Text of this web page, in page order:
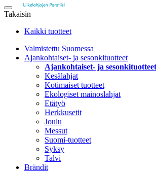
Takaisin
Kaikki tuotteet
Valmistettu Suomessa
Ajankohtaiset- ja sesonkituotteet
Ajankohtaiset- ja sesonkituotteet
Kesälahjat
Kotimaiset tuotteet
Ekologiset mainoslahjat
Etätyö
Herkkusetit
Joulu
Messut
Suomi-tuotteet
Syksy
Talvi
Brändit